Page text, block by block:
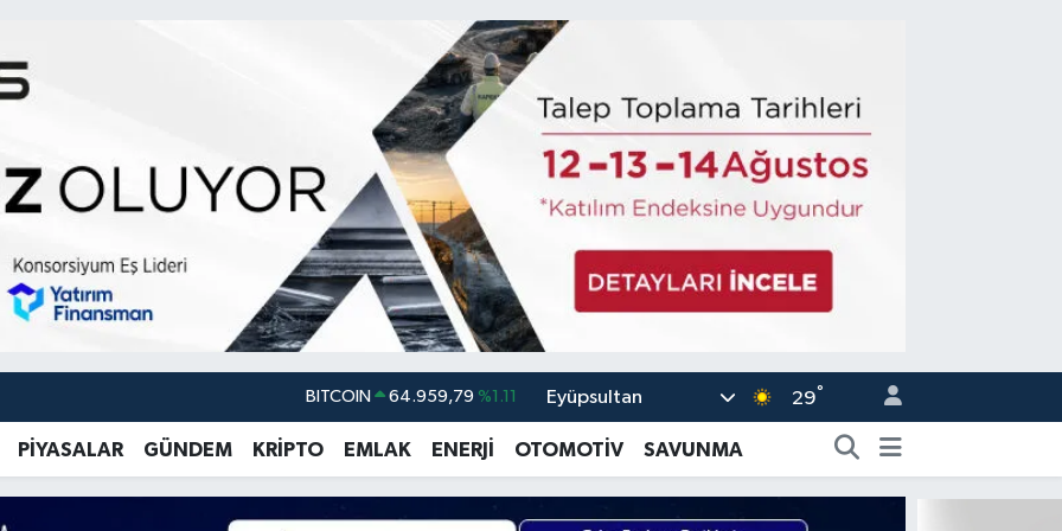
DOLAR 47,7436 %0.18
EURO 55,2510 %0.32
STERLİN 64,4811 %0.38
GRAM ALTIN 6660.55 %0.03
Eyüpsultan 29°
PİYASALAR GÜNDEM KRİPTO EMLAK ENERJİ OTOMOTİV SAVUNMA